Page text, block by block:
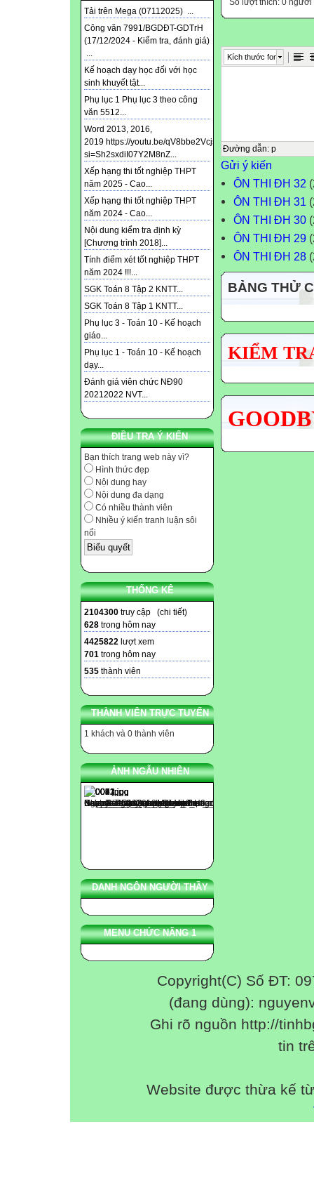
Tải trên Mega (07112025) ...
Công văn 7991/BGDĐT-GDTrH
(17/12/2024 - Kiểm tra, đánh giá)
...
Kế hoạch dạy học đối với học
sinh khuyết tật...
Phụ lục 1 Phụ lục 3 theo công
văn 5512...
Word 2013, 2016,
2019 https://youtu.be/qV8bbe2Vcjs?
si=Sh2sxdiI07Y2M8nZ...
Xếp hạng thi tốt nghiệp THPT
năm 2025 - Cao...
Xếp hạng thi tốt nghiệp THPT
năm 2024 - Cao...
Nội dung kiểm tra định kỳ
[Chương trình 2018]...
Tính điểm xét tốt nghiệp THPT
năm 2024 !!!...
SGK Toán 8 Tập 2 KNTT...
SGK Toán 8 Tập 1 KNTT...
Phụ lục 3 - Toán 10 - Kế hoạch
giáo...
Phụ lục 1 - Toán 10 - Kế hoạch
dạy...
Đánh giá viên chức NĐ90
20212022 NVT...
ĐIỀU TRA Ý KIẾN
Bạn thích trang web này vì?
Hình thức đẹp
Nội dung hay
Nội dung đa dạng
Có nhiều thành viên
Nhiều ý kiến tranh luận sôi
nổi
THỐNG KÊ
2104300 truy cập (chi tiết)
628 trong hôm nay
4425822 lượt xem
701 trong hôm nay
535 thành viên
THÀNH VIÊN TRỰC TUYẾN
1 khách và 0 thành viên
ẢNH NGẪU NHIÊN
DANH NGÔN NGƯỜI THẦY
MENU CHỨC NĂNG 1
Kích thước font
Đường dẫn: p
Gửi ý kiến
ÔN THI ĐH 32
ÔN THI ĐH 31
ÔN THI ĐH 30
ÔN THI ĐH 29
ÔN THI ĐH 28
BẢNG THỬ
KIỂM
Copyright(C) Số ĐT:
(đang dùng):
Ghi rõ nguồn http://
tin
Website được thừa kế